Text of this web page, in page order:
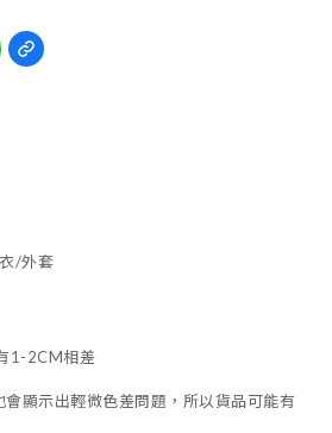
/外套
1-2CM相差
顯示出輕微色差問題，所以貨品可能有